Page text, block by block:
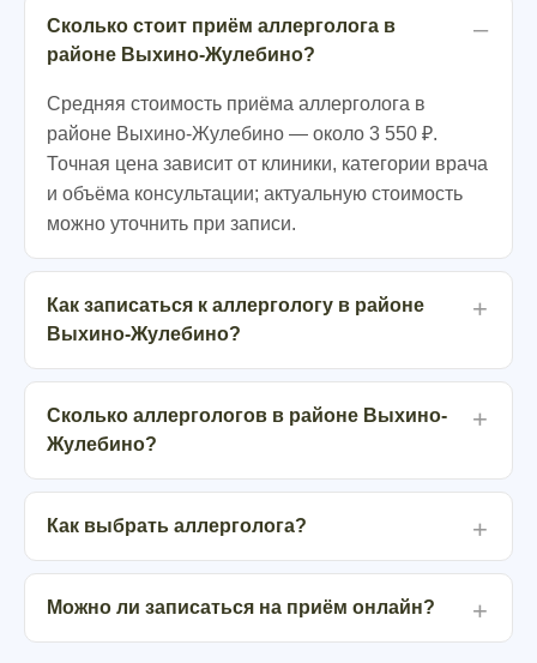
Сколько стоит приём аллерголога в
районе Выхино-Жулебино?
Средняя стоимость приёма аллерголога в
районе Выхино-Жулебино — около 3 550 ₽.
Точная цена зависит от клиники, категории врача
и объёма консультации; актуальную стоимость
можно уточнить при записи.
Как записаться к аллергологу в районе
Выхино-Жулебино?
Сколько аллергологов в районе Выхино-
Жулебино?
Как выбрать аллерголога?
Можно ли записаться на приём онлайн?